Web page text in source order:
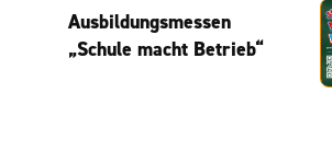
Ausbildungsmessen
„Schule macht Betrieb“